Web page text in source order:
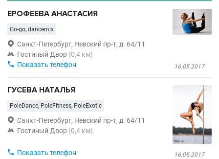
ЕРОФЕЕВА АНАСТАСИЯ
Go-go, dancemix
 Санкт-Петербург, Невский пр-т, д. 64/11
 Гостиный Двор (0,4 км)
16.05.2017
 Показать телефон
ГУСЕВА НАТАЛЬЯ
PoleDance, PoleFitness, PoleExotic
 Санкт-Петербург, Невский пр-т, д. 64/11
 Гостиный Двор (0,4 км)
16.05.2017
 Показать телефон